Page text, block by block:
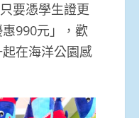
要憑學生證更
990元」，歡
在海洋公園感